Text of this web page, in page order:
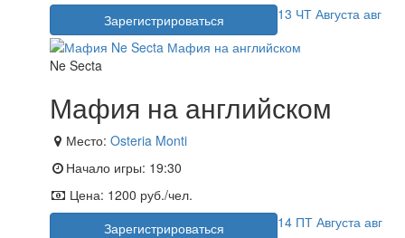
Зарегистрироваться
13 ЧТ Августа авг
Ne Secta
Мафия на английском
Место: Osteria Monti
Начало игры: 19:30
Цена: 1200 руб./чел.
Зарегистрироваться
14 ПТ Августа авг